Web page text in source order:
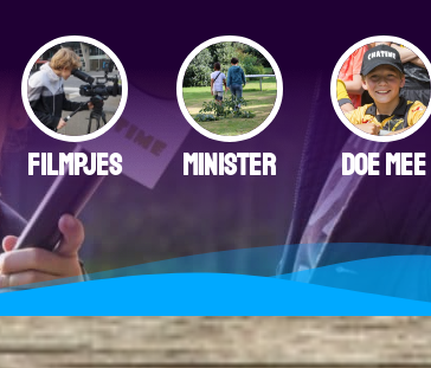
FILMPJES MINISTER DOE MEE